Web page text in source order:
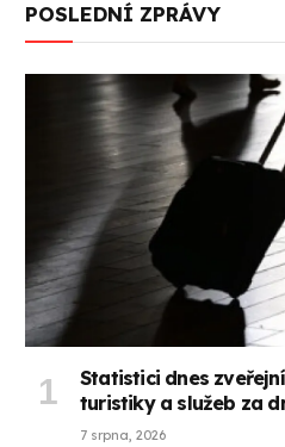
POSLEDNÍ ZPRÁVY
Statistici dnes
turistiky a služeb za
7 srpna, 2026